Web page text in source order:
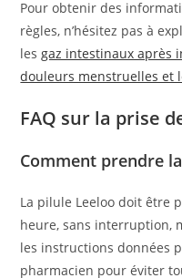
Pour obtenir des
règles, n’hésitez pas à
lesgaz intestinaux après
douleurs menstruelles et
FAQ sur la prise
Comment prendre
La pilule Leeloo doit être
heure, sans interruption,
les instructions données
pharmacien pour éviter